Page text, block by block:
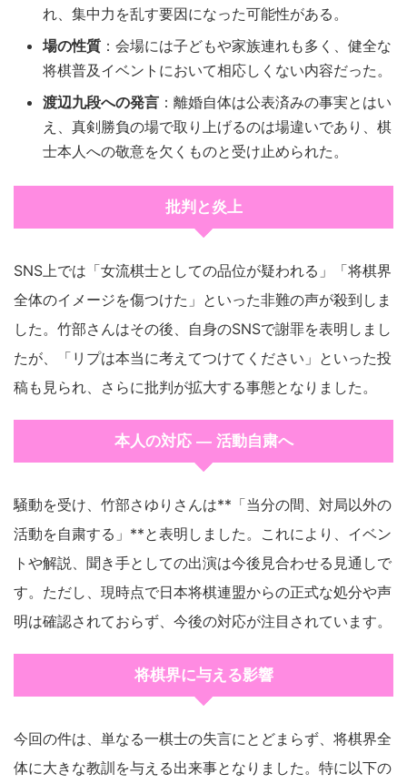
れ、集中力を乱す要因になった可能性がある。
場の性質 ：会場には子どもや家族連れも多く、健全な
将棋普及イベントにおいて相応しくない内容だった。
渡辺九段への発言 ：離婚自体は公表済みの事実とはい
え、真剣勝負の場で取り上げるのは場違いであり、棋
士本人への敬意を欠くものと受け止められた。
批判と炎上
SNS上では「女流棋士としての品位が疑われる」「将棋界
全体のイメージを傷つけた」といった非難の声が殺到しま
した。竹部さんはその後、自身のSNSで謝罪を表明しまし
たが、「リプは本当に考えてつけてください」といった投
稿も見られ、さらに批判が拡大する事態となりました。
本人の対応 ― 活動自粛へ
騒動を受け、竹部さゆりさんは**「当分の間、対局以外の
活動を自粛する」**と表明しました。これにより、イベン
トや解説、聞き手としての出演は今後見合わせる見通しで
す。ただし、現時点で日本将棋連盟からの正式な処分や声
明は確認されておらず、今後の対応が注目されています。
将棋界に与える影響
今回の件は、単なる一棋士の失言にとどまらず、将棋界全
体に大きな教訓を与える出来事となりました。特に以下の